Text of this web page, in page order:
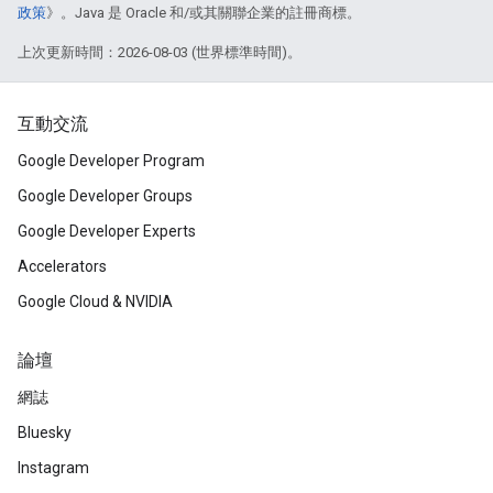
政策》。Java 是 Oracle 和/或其關聯企業的註冊商標。
上次更新時間：2026-08-03 (世界標準時間)。
互動交流
Google Developer Program
Google Developer Groups
Google Developer Experts
Accelerators
Google Cloud & NVIDIA
論壇
網誌
Bluesky
Instagram